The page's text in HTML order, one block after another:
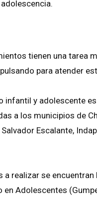
tienen una tarea
para atender
infantil y adolescente
a los municipios de
Escalante,
a realizar se
en Adolescentes